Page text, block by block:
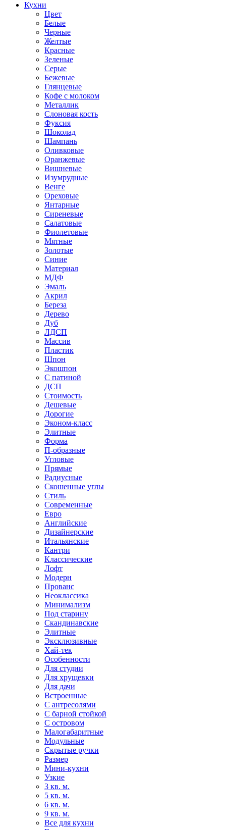
Кухни
Цвет
Белые
Черные
Желтые
Красные
Зеленые
Серые
Бежевые
Глянцевые
Кофе с молоком
Металлик
Слоновая кость
Фуксия
Шоколад
Шампань
Оливковые
Оранжевые
Вишневые
Изумрудные
Венге
Ореховые
Янтарные
Сиреневые
Салатовые
Фиолетовые
Мятные
Золотые
Синие
Материал
МДФ
Эмаль
Акрил
Береза
Дерево
Дуб
ЛДСП
Массив
Пластик
Шпон
Экошпон
С патиной
ДСП
Стоимость
Дешевые
Дорогие
Эконом-класс
Элитные
Форма
П-образные
Угловые
Прямые
Радиусные
Скошенные углы
Стиль
Современные
Евро
Английские
Дизайнерские
Итальянские
Кантри
Классические
Лофт
Модерн
Прованс
Неоклассика
Минимализм
Под старину
Скандинавские
Элитные
Эксклюзивные
Хай-тек
Особенности
Для студии
Для хрущевки
Для дачи
Встроенные
С антресолями
С барной стойкой
С островом
Малогабаритные
Модульные
Скрытые ручки
Размер
Мини-кухни
Узкие
3 кв. м.
5 кв. м.
6 кв. м.
9 кв. м.
Все для кухни